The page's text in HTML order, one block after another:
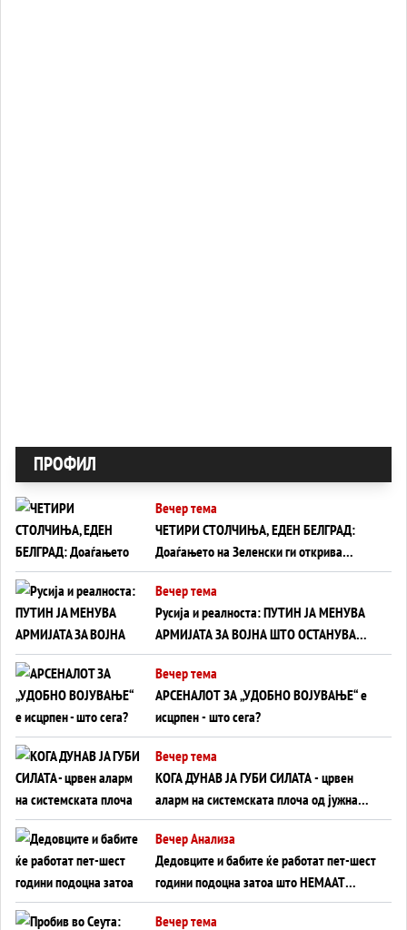
ПРОФИЛ
Вечер тема
ЧЕТИРИ СТОЛЧИЊА, ЕДЕН БЕЛГРАД:
Доаѓањето на Зеленски ги открива
тајните на политиката на балансирање
на Вучиќ
Вечер тема
Русија и реалноста: ПУТИН ЈА МЕНУВА
АРМИЈАТА ЗА ВОЈНА ШТО ОСТАНУВА
БЕЗ ФРОНТ
Вечер тема
АРСЕНАЛОТ ЗА „УДОБНО ВОЈУВАЊЕ“ е
исцрпен - што сега?
Вечер тема
КОГА ДУНАВ ЈА ГУБИ СИЛАТА - црвен
аларм на системската плоча од јужна
Германија до Црното Море...
Вечер Анализа
Дедовците и бабите ќе работат пет-шест
години подоцна затоа што НЕМААТ
ВНУЦИ ДА ГИ ЗАМЕНАТ
Вечер тема